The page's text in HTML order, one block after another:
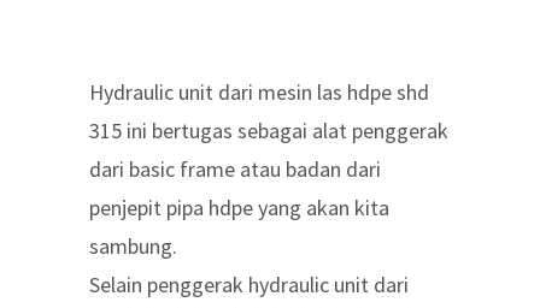
Hydraulic unit dari mesin las hdpe shd
315 ini bertugas sebagai alat penggerak
dari basic frame atau badan dari
penjepit pipa hdpe yang akan kita
sambung.
Selain penggerak hydraulic unit dari